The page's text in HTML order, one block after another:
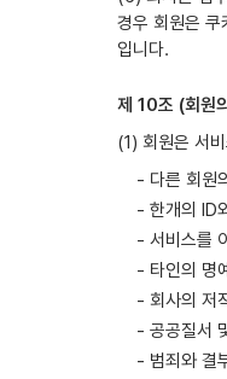
경우 회원은 쿠
입니다.
제 10조 (회원
(1) 회원은 서
- 다른 회원
- 한개의 ID
- 서비스를
- 타인의 명
- 회사의 저
- 공공질서
- 범죄와 결